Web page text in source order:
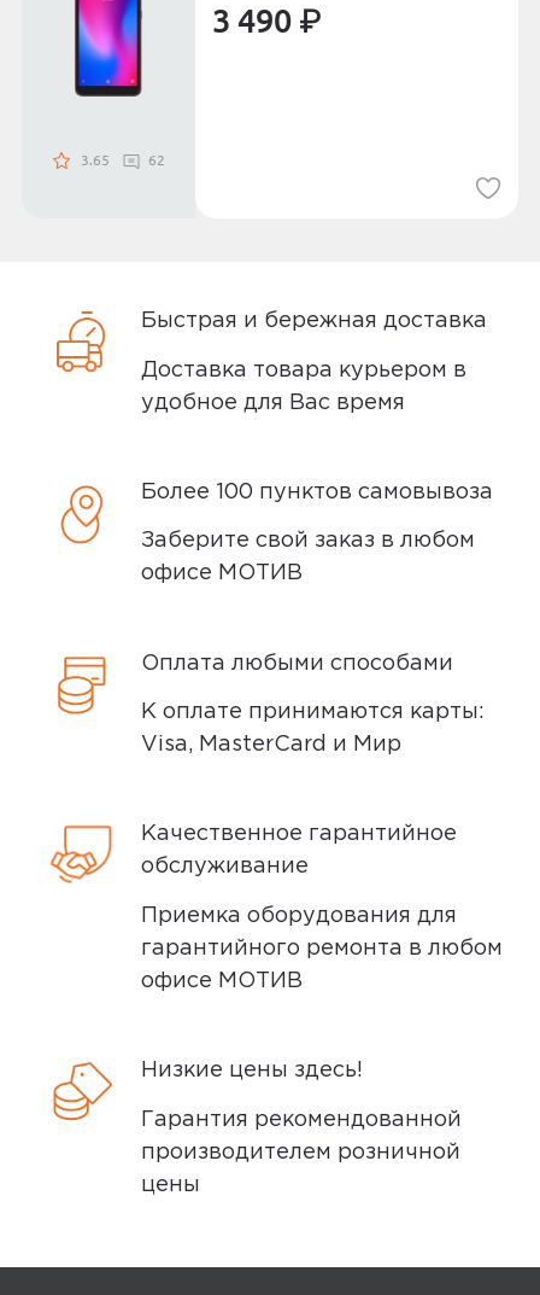
3.65 62
3 490 ₽
Быстрая и бережная доставка
Доставка товара курьером в
удобное для Вас время
Более 100 пунктов самовывоза
Заберите свой заказ в любом
офисе МОТИВ
Оплата любыми способами
К оплате принимаются карты:
Visa, MasterCard и Мир
Качественное гарантийное
обслуживание
Приемка оборудования для
гарантийного ремонта в любом
офисе МОТИВ
Низкие цены здесь!
Гарантия рекомендованной
производителем розничной
цены